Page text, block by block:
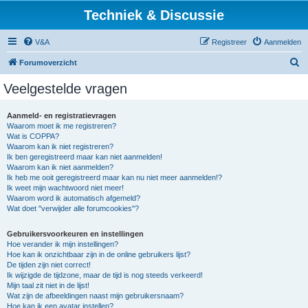
Techniek & Discussie
V&A Aanmelden
Registreer
Forumoverzicht
Veelgestelde vragen
Aanmeld- en registratievragen
Waarom moet ik me registreren?
Wat is COPPA?
Waarom kan ik niet registreren?
Ik ben geregistreerd maar kan niet aanmelden!
Waarom kan ik niet aanmelden?
Ik heb me ooit geregistreerd maar kan nu niet meer aanmelden!?
Ik weet mijn wachtwoord niet meer!
Waarom word ik automatisch afgemeld?
Wat doet "verwijder alle forumcookies"?
Gebruikersvoorkeuren en instellingen
Hoe verander ik mijn instellingen?
Hoe kan ik onzichtbaar zijn in de online gebruikers lijst?
De tijden zijn niet correct!
Ik wijzigde de tijdzone, maar de tijd is nog steeds verkeerd!
Mijn taal zit niet in de lijst!
Wat zijn de afbeeldingen naast mijn gebruikersnaam?
Hoe kan ik een avatar instellen?